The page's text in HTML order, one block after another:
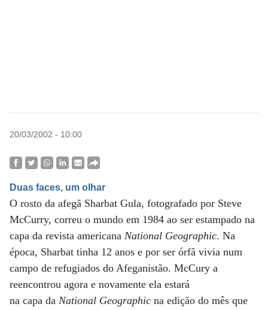
20/03/2002 - 10:00
Duas faces, um olhar
O rosto da afegã Sharbat Gula, fotografado por Steve
McCurry, correu o mundo em 1984 ao ser estampado na
capa da revista americana National Geographic. Na
época, Sharbat tinha 12 anos e por ser órfã vivia num
campo de refugiados do Afeganistão. McCury a
reencontrou agora e novamente ela estará
na capa da National Geographic na edição do mês que